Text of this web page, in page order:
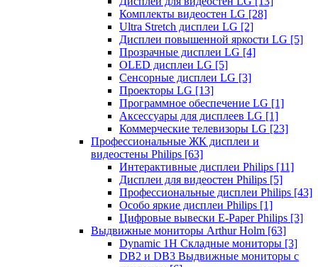
Комплекты видеостен LG [28]
Ultra Stretch дисплеи LG [2]
Дисплеи повышенной яркости LG [5]
Прозрачные дисплеи LG [4]
OLED дисплеи LG [5]
Сенсорные дисплеи LG [3]
Проекторы LG [13]
Программное обеспечение LG [1]
Аксессуары для дисплеев LG [1]
Коммерческие телевизоры LG [23]
Профессиональные ЖК дисплеи и
видеостены Philips [63]
Интерактивные дисплеи Philips [11]
Дисплеи для видеостен Philips [5]
Профессиональные дисплеи Philips [43]
Особо яркие дисплеи Philips [1]
Цифровые вывески E-Paper Philips [3]
Выдвижные мониторы Arthur Holm [63]
Dynamic 1Н Складные мониторы [3]
DB2 и DB3 Выдвижные мониторы с